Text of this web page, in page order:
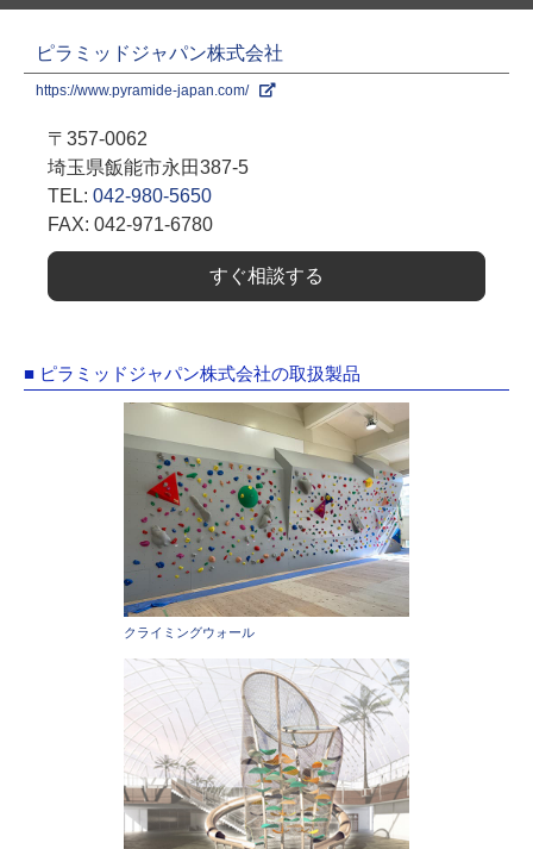
ピラミッドジャパン株式会社
https://www.pyramide-japan.com/
〒357-0062
埼玉県飯能市永田387-5
TEL: 042-980-5650
FAX: 042-971-6780
すぐ相談する
■ ピラミッドジャパン株式会社の取扱製品
クライミングウォール